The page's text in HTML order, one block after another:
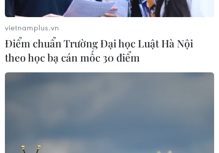
24/12/2022 13:05
vietnamplus.vn
Điểm chuẩn Trường Đại học Luật Hà Nội
theo học bạ cán mốc 30 điểm